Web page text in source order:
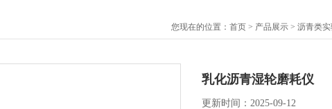
您现在的位置： 首页 > 产品展示 > 沥青类
乳化沥青湿轮磨耗仪
更新时间：2025-09-12